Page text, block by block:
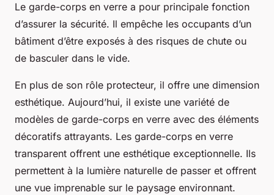
Le garde-corps en verre a pour principale fonction
d’assurer la sécurité. Il empêche les occupants d’un
bâtiment d’être exposés à des risques de chute ou
de basculer dans le vide.
En plus de son rôle protecteur, il offre une dimension
esthétique. Aujourd’hui, il existe une variété de
modèles de garde-corps en verre avec des éléments
décoratifs attrayants. Les garde-corps en verre
transparent offrent une esthétique exceptionnelle. Ils
permettent à la lumière naturelle de passer et offrent
une vue imprenable sur le paysage environnant.